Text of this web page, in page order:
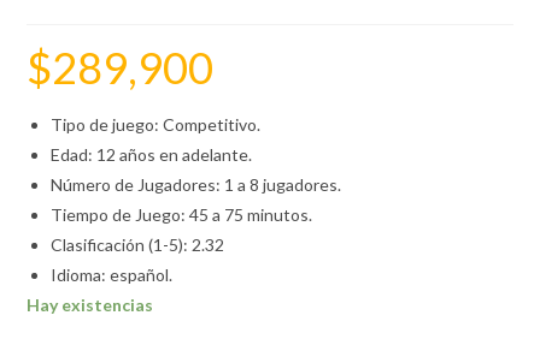
$289,900
Tipo de juego: Competitivo.
Edad: 12 años en adelante.
Número de Jugadores: 1 a 8 jugadores.
Tiempo de Juego: 45 a 75 minutos.
Clasificación (1-5): 2.32
Idioma: español.
Hay existencias